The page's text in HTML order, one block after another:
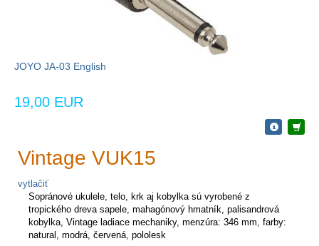
JOYO JA-03 English
19,00 EUR
Vintage VUK15
vytlačiť
Sopránové ukulele, telo, krk aj kobylka sú vyrobené z
tropického dreva sapele, mahagónový hmatník, palisandrová
kobylka, Vintage ladiace mechaniky, menzúra: 346 mm, farby:
natural, modrá, červená, pololesk